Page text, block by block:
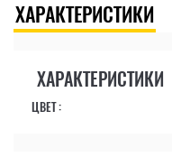
ХАРАКТЕРИСТИКИ
ХАРАКТЕРИСТИКИ
ЦВЕТ :